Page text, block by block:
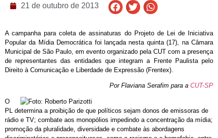
21 de outubro de 2013
A campanha para coleta de assinaturas do Projeto de Lei de Iniciativa
Popular da Mídia Democrática foi lançada nesta quinta (17), na Câmara
Municipal de São Paulo, em evento organizado pela CUT com a presença
de representantes das entidades que integram a Frente Paulista pelo
Direito à Comunicação e Liberdade de Expressão (Frentex).
Por Flaviana Serafim para a CUT-SP
O
PL determina a proibição de que políticos sejam donos de emissoras de
rádio e TV; combate aos monopólios impedindo a concentração da mídia;
promoção da pluralidade, diversidade e combate às abordagens